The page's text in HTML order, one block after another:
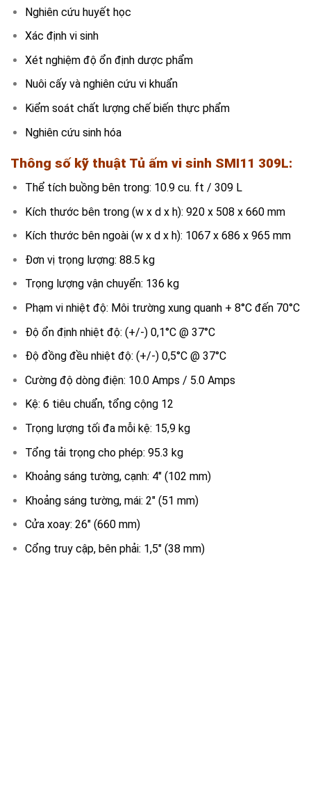
Nghiên cứu huyết học
Xác định vi sinh
Xét nghiệm độ ổn định dược phẩm
Nuôi cấy và nghiên cứu vi khuẩn
Kiểm soát chất lượng chế biến thực phẩm
Nghiên cứu sinh hóa
Thông số kỹ thuật Tủ ấm vi sinh SMI11 309L:
Thể tích buồng bên trong: 10.9 cu. ft / 309 L
Kích thước bên trong (w x d x h): 920 x 508 x 660 mm
Kích thước bên ngoài (w x d x h): 1067 x 686 x 965 mm
Đơn vị trọng lượng: 88.5 kg
Trọng lượng vận chuyển: 136 kg
Phạm vi nhiệt độ: Môi trường xung quanh + 8°C đến 70°C
Độ ổn định nhiệt độ: (+/-) 0,1°C @ 37°C
Độ đồng đều nhiệt độ: (+/-) 0,5°C @ 37°C
Cường độ dòng điện: 10.0 Amps / 5.0 Amps
Kệ: 6 tiêu chuẩn, tổng cộng 12
Trọng lượng tối đa mỗi kệ: 15,9 kg
Tổng tải trọng cho phép: 95.3 kg
Khoảng sáng tường, cạnh: 4″ (102 mm)
Khoảng sáng tường, mái: 2″ (51 mm)
Cửa xoay: 26″ (660 mm)
Cổng truy cập, bên phải: 1,5″ (38 mm)